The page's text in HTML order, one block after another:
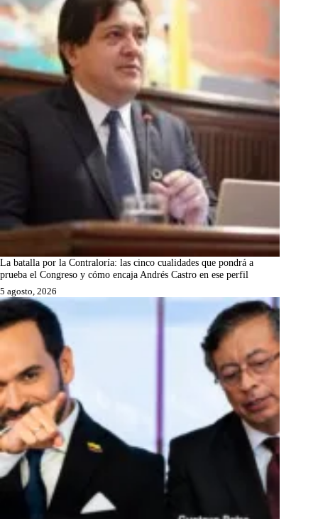
La batalla por la Contraloría: las cinco cualidades que pondrá a
prueba el Congreso y cómo encaja Andrés Castro en ese perfil
5 agosto, 2026